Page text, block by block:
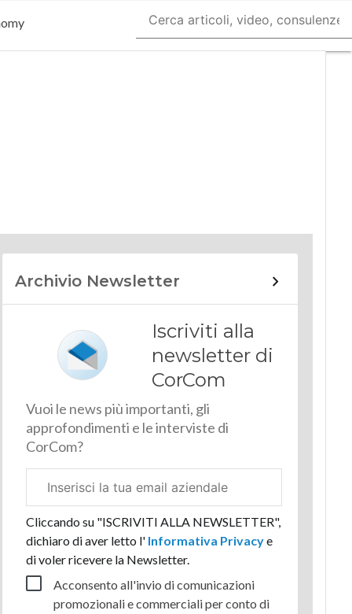
Archivio Newsletter
Iscriviti alla
newsletter di
CorCom
Vuoi le news più importanti, gli
approfondimenti e le interviste di
CorCom?
aziendale
Cliccando su "ISCRIVITI ALLA NEWSLETTER",
dichiaro di aver letto l'Informativa Privacye
di voler ricevere la Newsletter.
Acconsento all'invio di comunicazioni
promozionali e commerciali per conto di